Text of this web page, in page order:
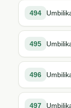
494
495
496
497